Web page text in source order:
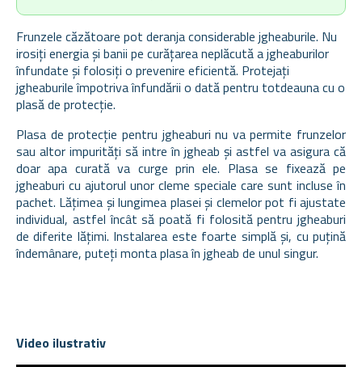
Frunzele căzătoare pot deranja considerable jgheaburile. Nu
irosiți energia și banii pe curățarea neplăcută a jgheaburilor
înfundate și folosiți o prevenire eficientă. Protejați
jgheaburile împotriva înfundării o dată pentru totdeauna cu o
plasă de protecție.
Plasa de protecție pentru jgheaburi nu va permite frunzelor
sau altor impurități să intre în jgheab și astfel va asigura că
doar apa curată va curge prin ele. Plasa se fixează pe
jgheaburi cu ajutorul unor cleme speciale care sunt incluse în
pachet. Lățimea și lungimea plasei și clemelor pot fi ajustate
individual, astfel încât să poată fi folosită pentru jgheaburi
de diferite lățimi. Instalarea este foarte simplă și, cu puțină
îndemânare, puteți monta plasa în jgheab de unul singur.
Video ilustrativ